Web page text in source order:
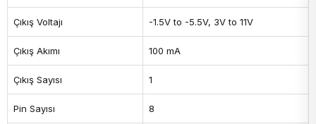
Çıkış Voltajı -1.5V to -5.5V, 3V to 11V
Çıkış Akımı 100 mA
Çıkış Sayısı 1
Pin Sayısı 8